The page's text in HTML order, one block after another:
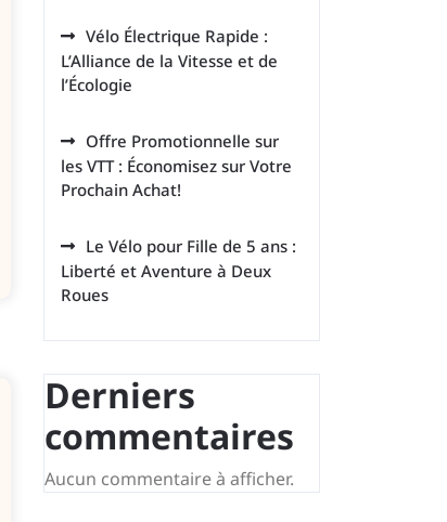
Vélo Électrique Rapide :
L’Alliance de la Vitesse et de
l’Écologie
Offre Promotionnelle sur
les VTT : Économisez sur Votre
Prochain Achat!
Le Vélo pour Fille de 5 ans :
Liberté et Aventure à Deux
Roues
Derniers
commentaires
Aucun commentaire à afficher.